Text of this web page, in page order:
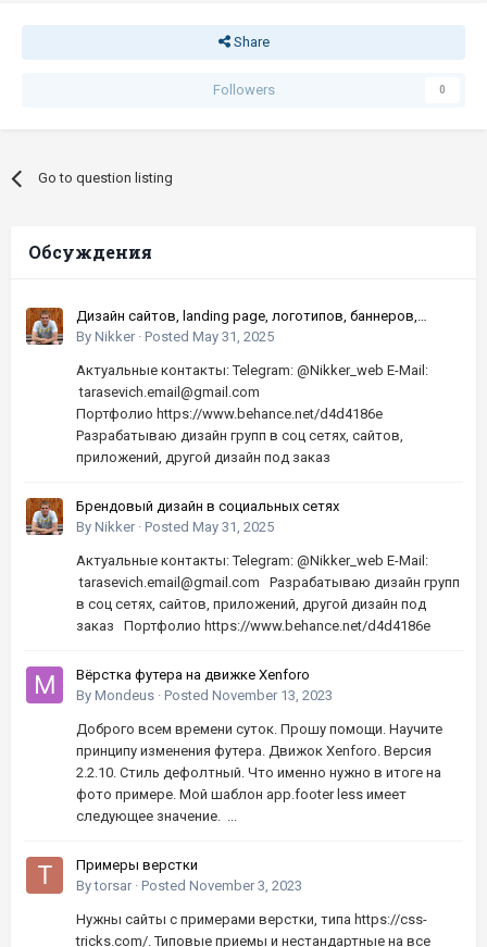
Share
Followers 0
Go to question listing
Обсуждения
Дизайн сайтов, landing page, логотипов, баннеров,
шапок | Высокое качество, по хорошей цене
By Nikker · Posted May 31, 2025
Актуальные контакты: Telegram: @Nikker_web E-Mail:
tarasevich.email@gmail.com
Портфолио https://www.behance.net/d4d4186e
Разрабатываю дизайн групп в соц сетях, сайтов,
приложений, другой дизайн под заказ
Брендовый дизайн в социальных сетях
By Nikker · Posted May 31, 2025
Актуальные контакты: Telegram: @Nikker_web E-Mail:
tarasevich.email@gmail.com Разрабатываю дизайн групп
в соц сетях, сайтов, приложений, другой дизайн под
заказ Портфолио https://www.behance.net/d4d4186e
Вёрстка футера на движке Xenforo
By Mondeus · Posted November 13, 2023
Доброго всем времени суток. Прошу помощи. Научите
принципу изменения футера. Движок Xenforo. Версия
2.2.10. Стиль дефолтный. Что именно нужно в итоге на
фото примере. Мой шаблон app.footer less имеет
следующее значение. ...
Примеры верстки
Bytorsar · Posted November 3, 2023
Нужны сайты с примерами верстки, типа https://css-
tricks.com/. Типовые приемы и нестандартные на все